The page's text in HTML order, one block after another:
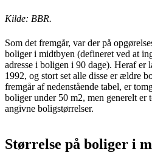
Kilde: BBR.
Som det fremgår, var der på
boliger i midtbyen (defineret ved at
adresse i boligen i 90 dage). Heraf er
1992, og stort set alle disse er ældre
fremgår af nedenstående tabel, er
boliger under 50 m2, men generelt er
angivne boligstørrelser.
Størrelse på boliger i